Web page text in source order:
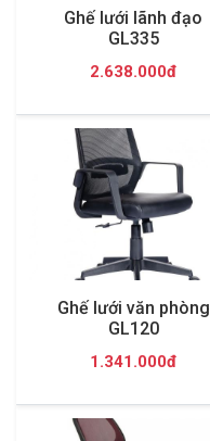
Ghế lưới lãnh đạo
GL335
2.638.000đ
Ghế lưới văn phòng
GL120
1.341.000đ